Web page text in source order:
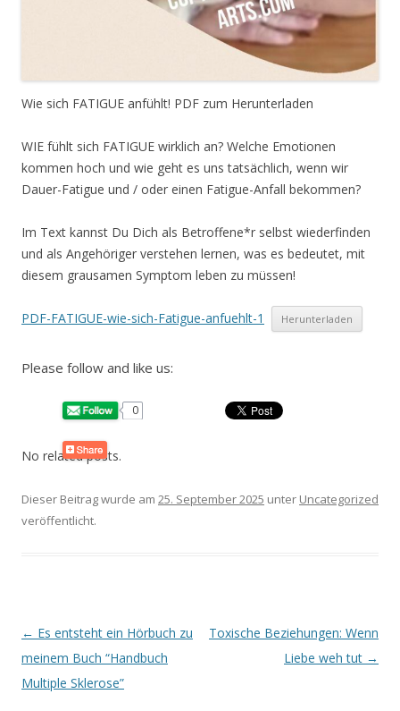
Wie sich FATIGUE anfühlt! PDF zum Herunterladen
WIE fühlt sich FATIGUE wirklich an? Welche Emotionen
kommen hoch und wie geht es uns tatsächlich, wenn wir
Dauer-Fatigue und / oder einen Fatigue-Anfall bekommen?
Im Text kannst Du Dich als Betroffene*r selbst wiederfinden
und als Angehöriger verstehen lernen, was es bedeutet, mit
diesem grausamen Symptom leben zu müssen!
PDF-FATIGUE-wie-sich-Fatigue-anfuehlt-1 Herunterladen
Please follow and like us:
0
No related posts.
Dieser Beitrag wurde am 25. September 2025 unter Uncategorized
veröffentlicht.
Beitrags-
Navigation
← Es entsteht ein Hörbuch zu
meinem Buch “Handbuch
Multiple Sklerose”
Toxische Beziehungen: Wenn
Liebe weh tut →